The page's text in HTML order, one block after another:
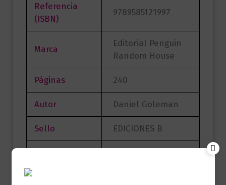
Referencia
(ISBN)
9789585121997
Marca
Editorial Penguin
Random House
Páginas 240
Autor Daniel Goleman
Sello EDICIONES B